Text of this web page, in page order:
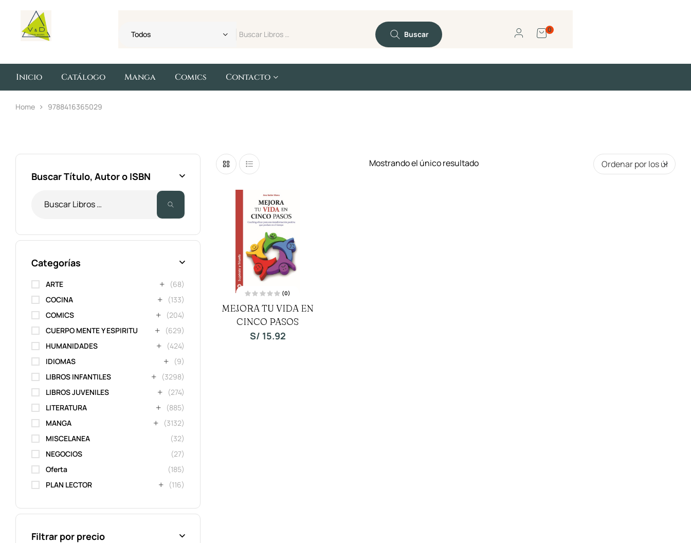
Buscar
Todos 0
Inicio Catálogo Manga Comics Contacto
Home 9788416365029
Mostrando el único resultado
a
l
o
r
(0)
MEJORA TU VIDA EN
CINCO PASOS
S/ 15.92
Buscar Título, Autor o ISBN
Categorías
ARTE
(68)
COCINA
(133)
COMICS
(204)
CUERPO MENTE Y ESPIRITU
(629)
HUMANIDADES
(424)
IDIOMAS
(9)
LIBROS INFANTILES
(3298)
LIBROS JUVENILES
(274)
LITERATURA
(885)
MANGA
(3132)
MISCELANEA
(32)
NEGOCIOS
(27)
Oferta
(185)
PLAN LECTOR
(116)
Filtrar por precio